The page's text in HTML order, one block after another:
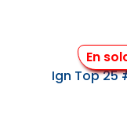
En
Ign Top 25